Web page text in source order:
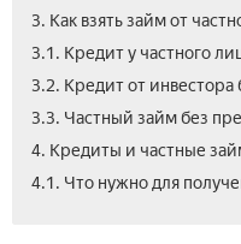
3. Как взять займ от
3.1. Кредит у частного
3.2. Кредит от инвестора
3.3. Частный займ без
4. Кредиты и частные
4.1. Что нужно для